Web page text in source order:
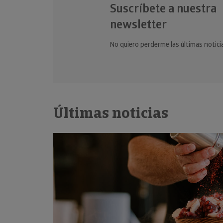
Suscríbete a nuestra
newsletter
No quiero perderme las últimas
Últimas noticias